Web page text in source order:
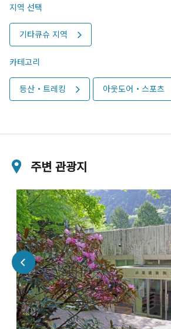
지역 선택
기타큐슈 지역
카테고리
등산・트레킹 아웃도어・스포츠
주변 관광지